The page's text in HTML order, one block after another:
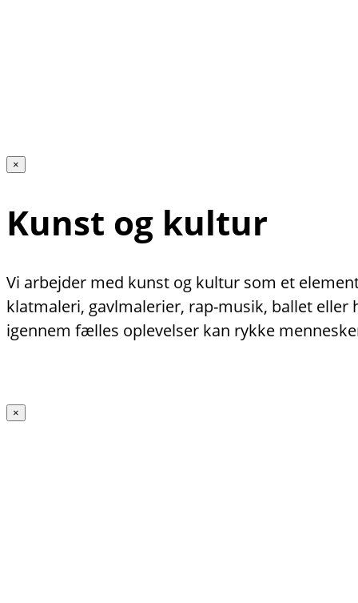
×
Kunst og kultur
Vi arbejder med kunst og kultur som et
klatmaleri, gavlmalerier, rap-musik, ballet
igennem fælles oplevelser kan rykke
×